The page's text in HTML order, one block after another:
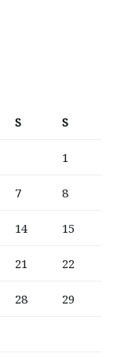
S S
1
7 8
14 15
21 22
28 29